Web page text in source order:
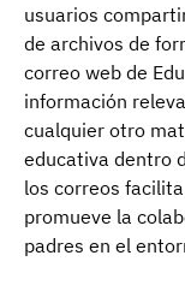
usuarios
de archivos de
correo web de
información
cualquier otro
educativa dentro
los correos
promueve la
padres en el